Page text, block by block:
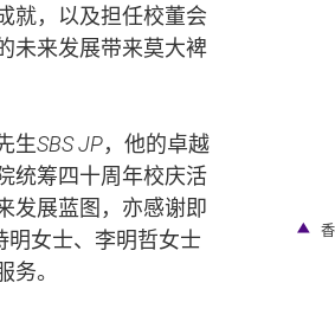
就，以及担任校董会
未来发展带来莫大裨
生SBS JP，他的卓越
统筹四十周年校庆活
发展蓝图，亦感谢即
明女士、李明哲女士
。